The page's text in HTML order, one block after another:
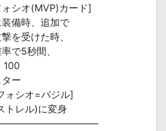
シオ(MVP)カード]
装備時、追加で
を受けた時、
で5秒間、
100
ー
ォシオ=バジル]
トレル)に変身